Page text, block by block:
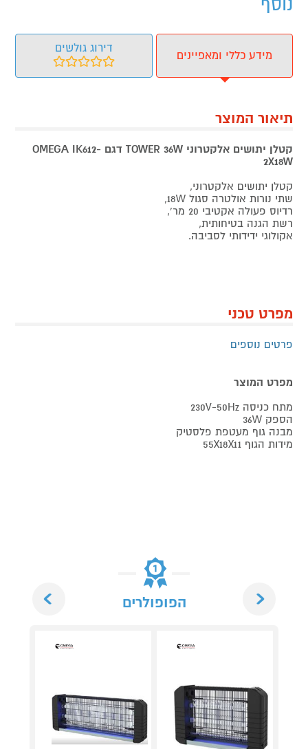
נוסף
מידע כללי ומאפיינים
דירוג גולשים
תיאור המוצר
קטלן יתושים אלקטרוני TOWER 36W דגם OMEGA IK612-
2X18W
קטלן יתושים אלקטרוני,
שתי נורות אולטרה סגול 18W,
רדיוס פעולה אקטיבי 20 מר',
רשת הגנה בטיחותית,
אקולוגי ידידותי לסביבה.
מפרט טכני
פרטים נוספים
מפרט המוצר
מתח כניסה 230V-50Hz
הספק 36W
מבנה גוף מעטפת פלסטיק
מידות הגוף 55X18X11
הפופולרים